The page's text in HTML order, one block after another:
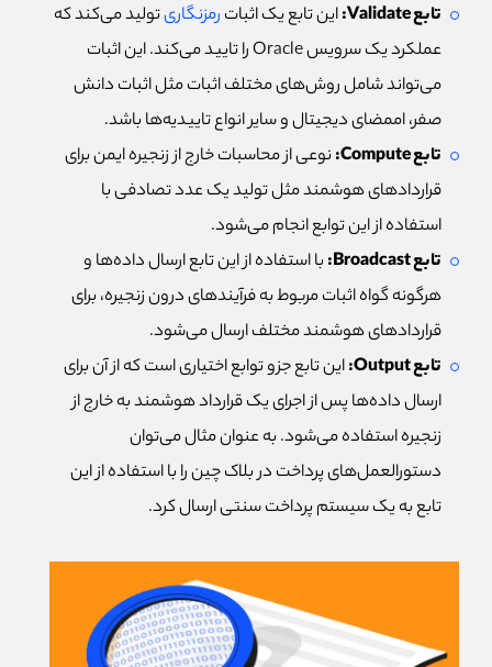
تابع Validate:
این تابع یک اثبات رمزنگاریتولید می‌کند که
عملکرد یک سرویس Oracle را تایید می‌کند. این اثبات
می‌تواند شامل روش‌های مختلف اثبات مثل اثبات دانش
صفر، اممضای دیجیتال و سایر انواع تاییدیه‌ها باشد.
تابع Compute:
نوعی از محاسبات خارج از زنجیره ایمن برای
قراردادهای هوشمند مثل تولید یک عدد تصادفی با
استفاده از این توابع انجام می‌شود.
تابع Broadcast:
با استفاده از این تابع ارسال داده‌ها و
هرگونه گواه اثبات مربوط به فرآیندهای درون زنجیره، برای
قراردادهای هوشمند مختلف ارسال می‌شود.
تابع Output:
این تابع جزو توابع اختیاری است که از آن برای
ارسال داده‌ها پس از اجرای یک قرارداد هوشمند به خارج از
زنجیره استفاده می‌شود. به عنوان مثال می‌توان
دستورالعمل‌های پرداخت در بلاک چین را با استفاده از این
تابع به یک سیستم پرداخت سنتی ارسال کرد.